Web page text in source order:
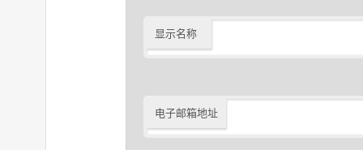
显示名称
电子邮箱地址